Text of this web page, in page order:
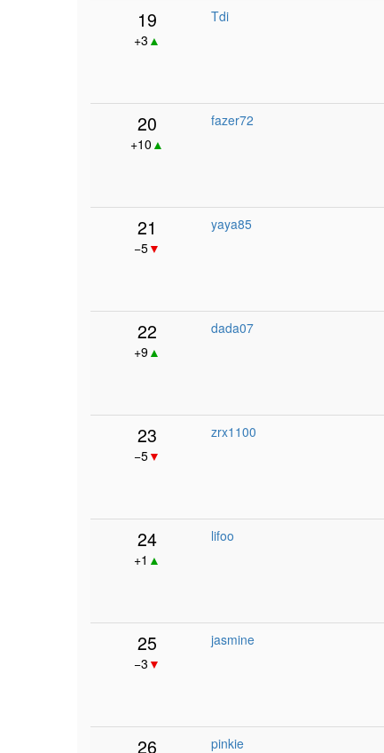
19
+3 ▲
Tdi
20
+10 ▲
fazer72
21
−5▼
yaya85
22
+9▲
dada07
23
−5▼
zrx1100
24
+1 ▲
lifoo
25
−3 ▼
jasmine
26 pinkie